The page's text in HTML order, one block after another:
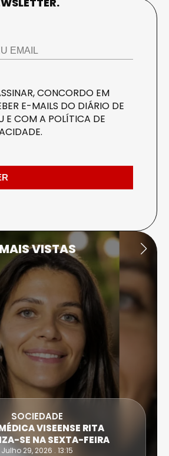
CONCORDO EM
E-MAILS DO DIÁRIO DE
E COM A POLÍTICA DE
.
MAIS VISTAS
SOCIEDADE
VISEENSE RITA
SE NA SEXTA-FEIRA
Julho 29, 2026 . 13:15